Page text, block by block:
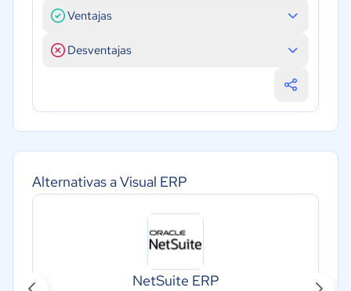
Alternativas a Visual ERP
NetSuite ERP
Ventajas
Desventajas